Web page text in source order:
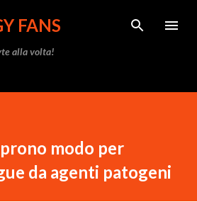
ai contenuti principali
FANS
alla volta!
modo per
da agenti patogeni